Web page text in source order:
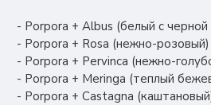
- Porpora + Albus (белый с
- Porpora + Rosa (нежно-
- Porpora + Pervinca (нежно-
- Porpora + Meringa (теплый
- Porpora + Castagna